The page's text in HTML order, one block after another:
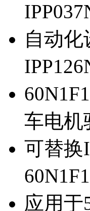
自动
车电机
可替换
应用于